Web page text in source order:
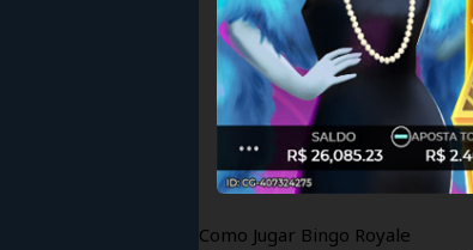
Como Jugar Bingo Royale